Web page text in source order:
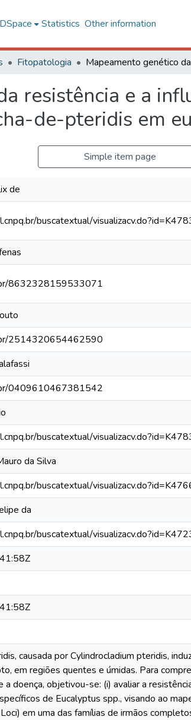
Statistics Other information
Fitopatologia
resistência e a
de-pteridis em
Simple item page
de
buscatextual/
8632328159533071
2514320654462590
0409610467381542
buscatextual/
da Silva
buscatextual/
da
buscatextual/
causada por Cylindrocladium pteridis,
em regiões quentes e úmidas. Para
a doença, objetivou-se: (i) avaliar a
de Eucalyptus spp., visando ao
em uma das famílias de irmãos